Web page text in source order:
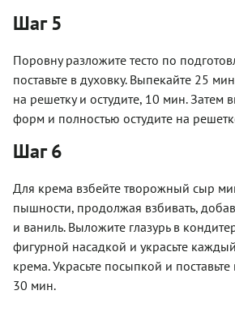
Шаг 5
Поровну разложите тесто по
поставьте в духовку. Выпекайте 25
на решетку и остудите, 10 мин. Затем
форм и полностью остудите на
Шаг 6
Для крема взбейте творожный сыр
пышности, продолжая взбивать,
и ваниль. Выложите глазурь в
фигурной насадкой и украсьте
крема. Украсьте посыпкой и
30 мин.